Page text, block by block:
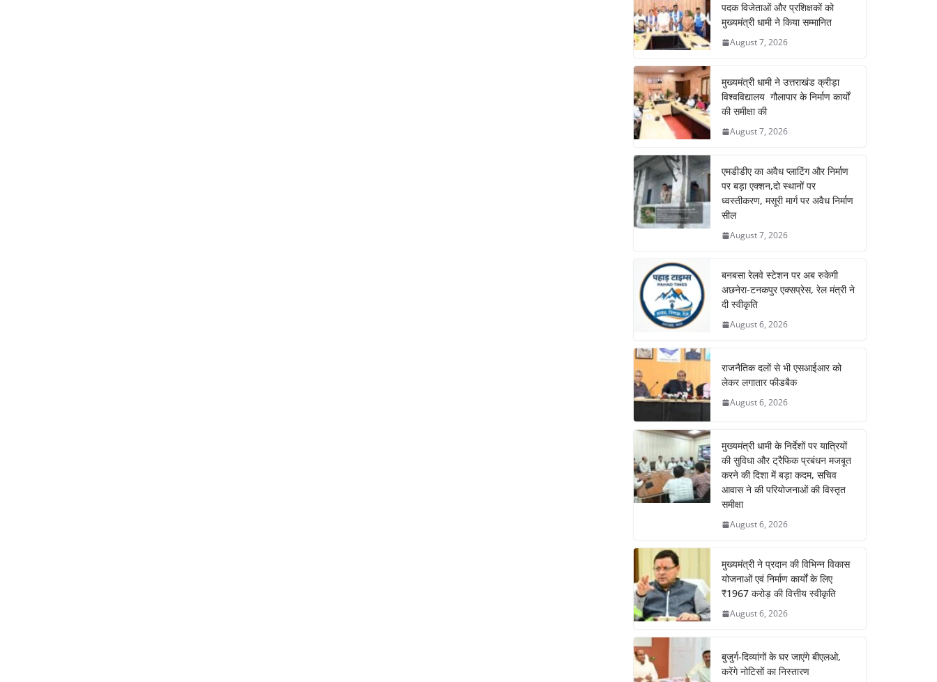
पदक विजेताओं और प्रशिक्षकों को
मुख्यमंत्री धामी ने किया सम्मानित
August 7, 2026
मुख्यमंत्री धामी ने उत्तराखंड क्रीड़ा
विश्वविद्यालय गौलापार के निर्माण कार्यों
की समीक्षा की
August 7, 2026
एमडीडीए का अवैध प्लाटिंग और निर्माण
पर बड़ा एक्शन,दो स्थानों पर
ध्वस्तीकरण, मसूरी मार्ग पर अवैध निर्माण
सील
August 7, 2026
बनबसा रेलवे स्टेशन पर अब रुकेगी
अछनेरा-टनकपुर एक्सप्रेस, रेल मंत्री ने
दी स्वीकृति
August 6, 2026
राजनैतिक दलों से भी एसआईआर को
लेकर लगातार फीडबैक
August 6, 2026
मुख्यमंत्री धामी के निर्देशों पर यात्रियों
की सुविधा और ट्रैफिक प्रबंधन मजबूत
करने की दिशा में बड़ा कदम, सचिव
आवास ने की परियोजनाओं की विस्तृत
समीक्षा
August 6, 2026
मुख्यमंत्री ने प्रदान की विभिन्न विकास
योजनाओं एवं निर्माण कार्यों के लिए
₹1967 करोड़ की वित्तीय स्वीकृति
August 6, 2026
बुजुर्ग-दिव्यांगों के घर जाएंगे बीएलओ,
करेंगे नोटिसों का निस्तारण